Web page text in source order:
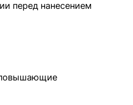
перед нанесением
повышающие